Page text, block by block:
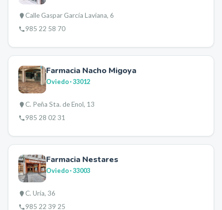
Calle Gaspar García Laviana, 6
985 22 58 70
Farmacia Nacho Migoya
Oviedo· 33012
C. Peña Sta. de Enol, 13
985 28 02 31
Farmacia Nestares
Oviedo· 33003
C. Uría, 36
985 22 39 25